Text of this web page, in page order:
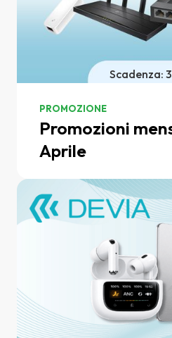
Scadenza:
PROMOZIONE
Promozioni
Aprile